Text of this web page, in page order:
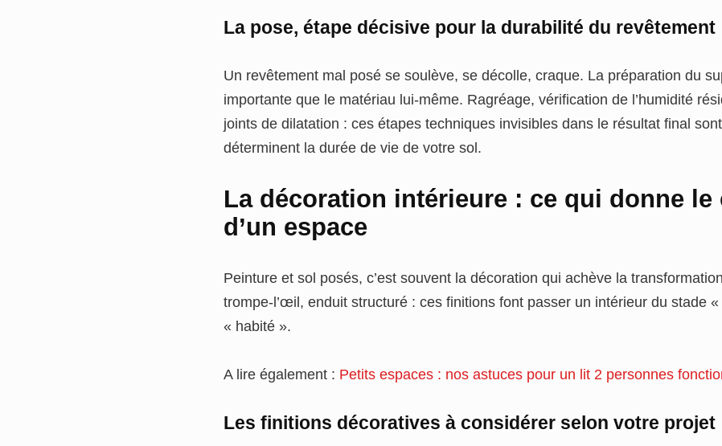
La pose, étape décisive pour la durabilité du revêtement
Un revêtement mal posé se soulève, se décolle, craque. La préparation du
importante que le matériau lui-même. Ragréage, vérification de l’humidité
joints de dilatation : ces étapes techniques invisibles dans le résultat final
déterminent la durée de vie de votre sol.
La décoration intérieure : ce qui donne le
d’un espace
Peinture et sol posés, c’est souvent la décoration qui achève la
trompe-l’œil, enduit structuré : ces finitions font passer un intérieur du stade
« habité ».
A lire également : Petits espaces : nos astuces pour un lit 2 personnes
Les finitions décoratives à considérer selon votre projet